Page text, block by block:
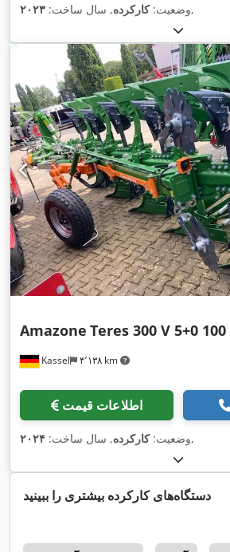
وضعیت:کارکرده, سال ساخت: ۲۰۲۳ ,
Kassel ۴٬۱۳۸ km
Amazone Teres 300 V 5+0 100
اطلاعات قیمت
وضعیت:کارکرده, سال ساخت: ۲۰۲۴ ,
دستگاه‌های کارکرده بیشتری را ببینید